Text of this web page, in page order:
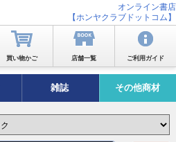
オンライン書店
【ホンヤクラブドットコム】
買い物かご 店舗一覧 ご利用ガイド
雑誌 その他商材